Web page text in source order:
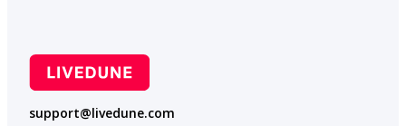
support@livedune.com